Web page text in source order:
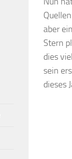
aber
Stern
dies
sein
dieses